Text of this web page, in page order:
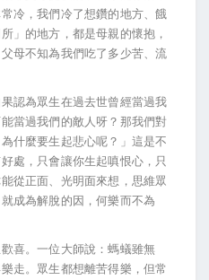
冷，我們冷了想鑽的地方、餓
」的地方，都是母親的懷抱，
母不知為我們吃了多少苦、流
認為眾生在過去世曾經當過我
當過我們的敵人呀？那我們對
什麼要生起悲心呢？」這是不
處，只會讓你生起嗔恨心，只
從正面、光明面來想，思維眾
成為解脫的因，何樂而不為
喜。一位大師說：螞蟻雖無
走。眾生都想離苦得樂，但常